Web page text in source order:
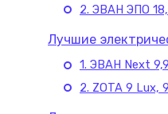
2. ЭВАН ЭПО
Лучшие
1. ЭВАН Next
2. ZOTA 9 Lux,